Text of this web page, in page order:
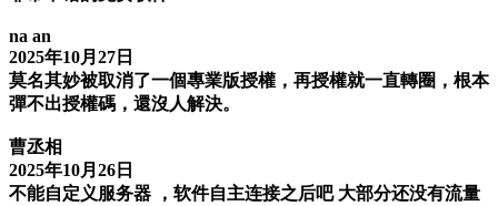
na an
2025年10月27日
莫名其妙被取消了一個專業版授權，再授權就一直轉圈，根本
彈不出授權碼，還沒人解決。
曹丞相
2025年10月26日
不能自定义服务器 ，软件自主连接之后吧 大部分还没有流量